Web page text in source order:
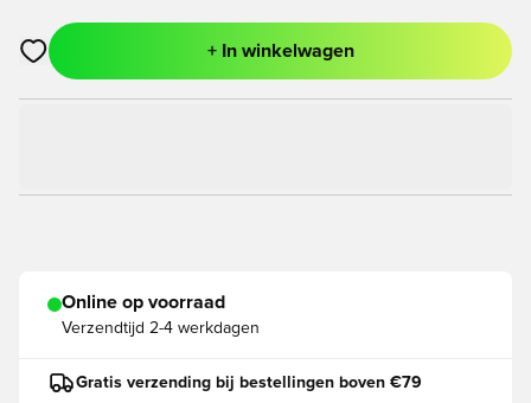
Opent een venster om in te loggen of je aan te melden als lid
+ In winkelwagen
Online op voorraad
Verzendtijd 2-4 werkdagen
Gratis verzending bij bestellingen boven €79